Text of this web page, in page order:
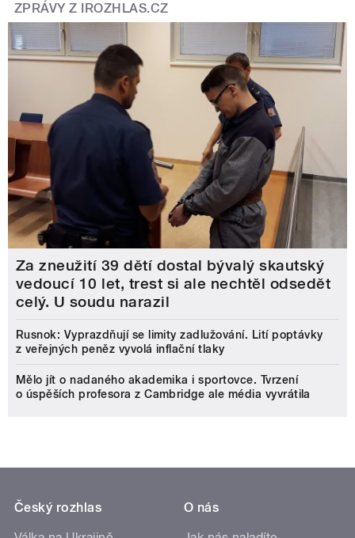
ZPRÁVY Z IROZHLAS.CZ
Za zneužití 39 dětí dostal bývalý skautský
vedoucí 10 let, trest si ale nechtěl odsedět
celý. U soudu narazil
Rusnok: Vyprazdňují se limity zadlužování. Lití poptávky
z veřejných peněz vyvolá inflační tlaky
Mělo jít o nadaného akademika i sportovce. Tvrzení
o úspěších profesora z Cambridge ale média vyvrátila
Český rozhlas
O nás